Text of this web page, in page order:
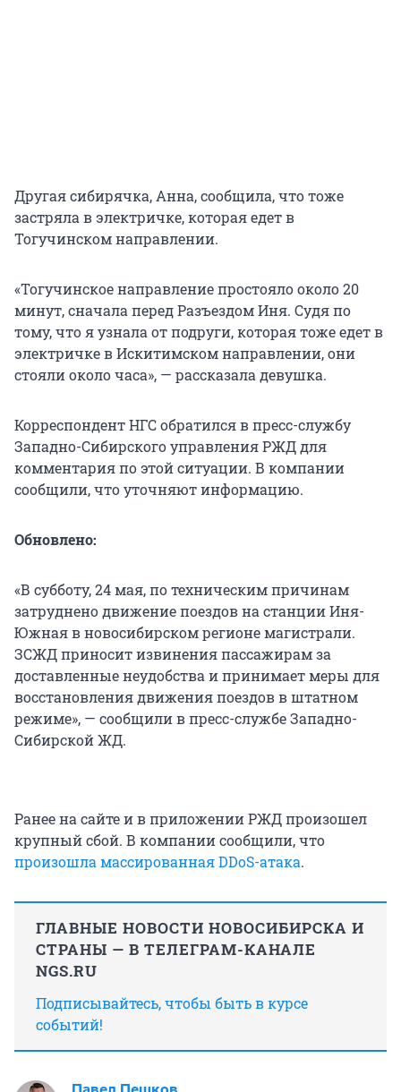
Другая сибирячка, Анна, сообщила, что тоже
застряла в электричке, которая едет в
Тогучинском направлении.
«Тогучинское направление простояло около 20
минут, сначала перед Разъездом Иня. Судя по
тому, что я узнала от подруги, которая тоже едет в
электричке в Искитимском направлении, они
стояли около часа», — рассказала девушка.
Корреспондент НГС обратился в пресс-службу
Западно-Сибирского управления РЖД для
комментария по этой ситуации. В компании
сообщили, что уточняют информацию.
Обновлено:
«В субботу, 24 мая, по техническим причинам
затруднено движение поездов на станции Иня-
Южная в новосибирском регионе магистрали.
ЗСЖД приносит извинения пассажирам за
доставленные неудобства и принимает меры для
восстановления движения поездов в штатном
режиме», — сообщили в пресс-службе Западно-
Сибирской ЖД.
Ранее на сайте и в приложении РЖД произошел
крупный сбой. В компании сообщили, что
произошла массированная DDoS-атака.
ГЛАВНЫЕ НОВОСТИ НОВОСИБИРСКА И
СТРАНЫ — В ТЕЛЕГРАМ-КАНАЛЕ
NGS.RU
Подписывайтесь, чтобы быть в курсе
событий!